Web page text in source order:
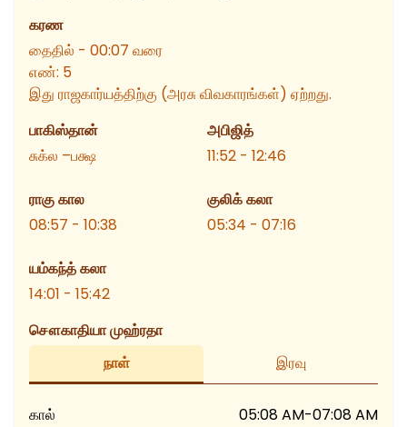
கரண
தைதில் - 00:07 வரை
எண்: 5
இது ராஜகார்யத்திற்கு (அரசு விவகாரங்கள்) ஏற்றது.
பாகிஸ்தான்
சுக்ல –பக்ஷ
அபிஜித்
11:52 - 12:46
ராகு கால
08:57 - 10:38
குலிக் கலா
05:34 - 07:16
யம்கந்த் கலா
14:01 - 15:42
சௌகாதியா முஹ்ரதா
நாள்
இரவு
கால் 05:08 AM-07:08 AM